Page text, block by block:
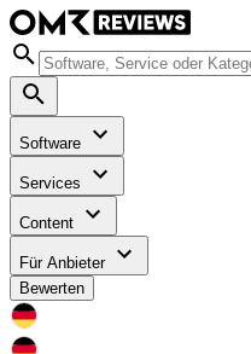
Software
Services
Content
Für Anbieter
Bewerten